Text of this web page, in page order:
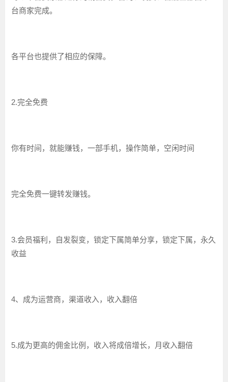
台商家完成。
各平台也提供了相应的保障。
2.完全免费
你有时间，就能赚钱，一部手机，操作简单，空闲时间
完全免费一键转发赚钱。
3.会员福利，自发裂变，锁定下属简单分享，锁定下属，永久
收益
4、成为运营商，渠道收入，收入翻倍
5.成为更高的佣金比例，收入将成倍增长，月收入翻倍